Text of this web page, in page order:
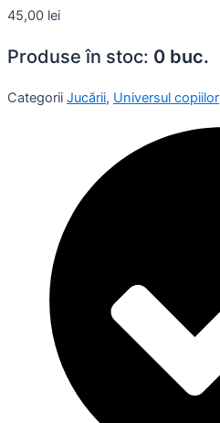
45,00 lei
Produse în stoc: 0 buc.
Categorii Jucării, Universul copiilor